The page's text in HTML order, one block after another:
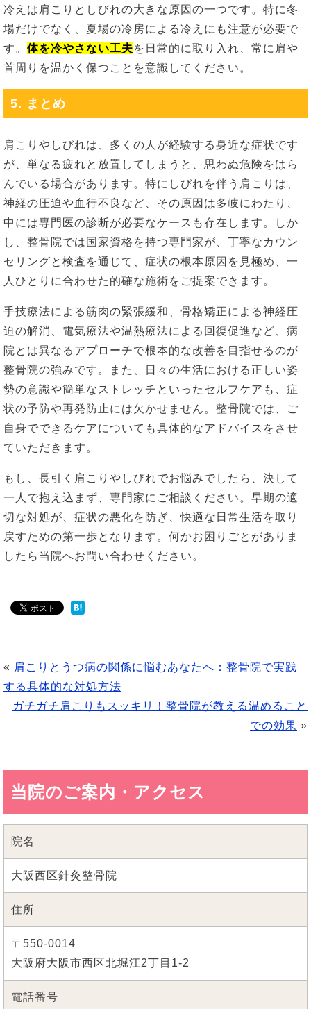
冷えは肩こりとしびれの大きな原因の一つです。特に冬
場だけでなく、夏場の冷房による冷えにも注意が必要で
す。 体を冷やさない工夫を日常的に取り入れ、常に肩や
首周りを温かく保つことを意識してください。
5. まとめ
肩こりやしびれは、多くの人が経験する身近な症状です
が、単なる疲れと放置してしまうと、思わぬ危険をはら
んでいる場合があります。特にしびれを伴う肩こりは、
神経の圧迫や血行不良など、その原因は多岐にわたり、
中には専門医の診断が必要なケースも存在します。しか
し、整骨院では国家資格を持つ専門家が、丁寧なカウン
セリングと検査を通じて、症状の根本原因を見極め、一
人ひとりに合わせた的確な施術をご提案できます。
手技療法による筋肉の緊張緩和、骨格矯正による神経圧
迫の解消、電気療法や温熱療法による回復促進など、病
院とは異なるアプローチで根本的な改善を目指せるのが
整骨院の強みです。また、日々の生活における正しい姿
勢の意識や簡単なストレッチといったセルフケアも、症
状の予防や再発防止には欠かせません。整骨院では、ご
自身でできるケアについても具体的なアドバイスをさせ
ていただきます。
もし、長引く肩こりやしびれでお悩みでしたら、決して
一人で抱え込まず、専門家にご相談ください。早期の適
切な対処が、症状の悪化を防ぎ、快適な日常生活を取り
戻すための第一歩となります。何かお困りごとがありま
したら当院へお問い合わせください。
« 肩こりとうつ病の関係に悩むあなたへ：整骨院で実践
する具体的な対処方法
ガチガチ肩こりもスッキリ！整骨院が教える温めること
での効果 »
当院のご案内・アクセス
院名
大阪西区針灸整骨院
住所
〒550-0014
大阪府大阪市西区北堀江2丁目1-2
電話番号